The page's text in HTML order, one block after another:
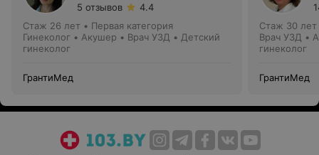
5 отзывов
4.4
Стаж 26 лет • Первая категория
Гинеколог • Акушер • Врач УЗД • Детский
гинеколог
ГрантиМед
Стаж 30 лет
Врач УЗД •
гинеколог
ГрантиМед